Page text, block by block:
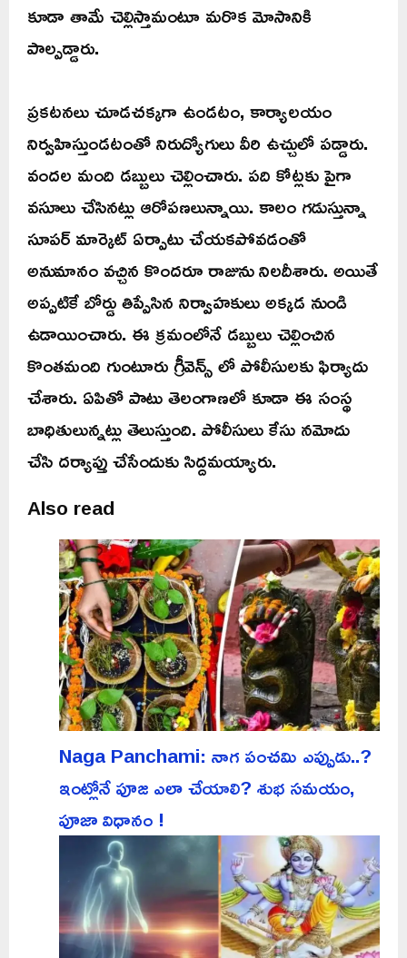
కూడా తామే చెల్లిస్తామంటూ మరొక మోసానికి
పాల్పడ్డారు.
ప్రకటనలు చూడచక్కగా ఉండటం, కార్యాలయం
నిర్వహిస్తుండటంతో నిరుద్యోగులు వీరి ఉచ్చులో పడ్డారు.
వందల మంది డబ్బులు చెల్లించారు. పది కోట్లకు పైగా
వసూలు చేసినట్లు ఆరోపణలున్నాయి. కాలం గడుస్తున్నా
సూపర్ మార్కెట్ ఏర్పాటు చేయకపోవడంతో
అనుమానం వచ్చిన కొందరూ రాజును నిలదీశారు. అయితే
అప్పటికే బోర్డు తిప్పేసిన నిర్వాహకులు అక్కడ నుండి
ఉడాయించారు. ఈ క్రమంలోనే డబ్బులు చెల్లించిన
కొంతమంది గుంటూరు గ్రీవెన్స్ లో పోలీసులకు ఫిర్యాదు
చేశారు. ఏపితో పాటు తెలంగాణలో కూడా ఈ సంస్థ
బాధితులున్నట్లు తెలుస్తుంది. పోలీసులు కేసు నమోదు
చేసి దర్యాప్తు చేసేందుకు సిద్దమయ్యారు.
Also read
Naga Panchami: నాగ పంచమి ఎప్పుడు..?
ఇంట్లోనే పూజ ఎలా చేయాలి? శుభ సమయం,
పూజా విధానం !